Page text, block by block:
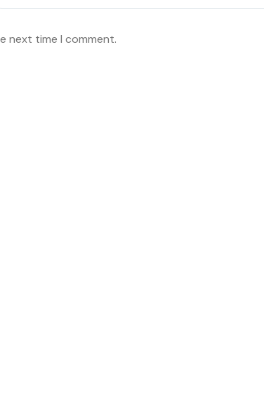
next time I comment.